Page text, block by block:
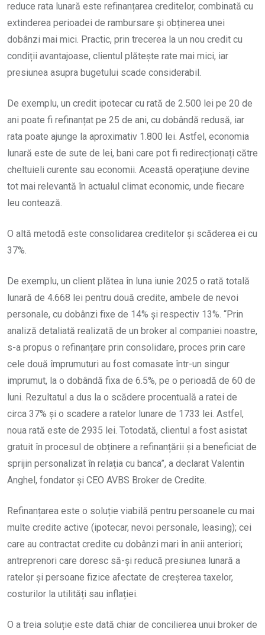
reduce rata lunară este refinanțarea creditelor, combinată cu
extinderea perioadei de rambursare și obținerea unei
dobânzi mai mici. Practic, prin trecerea la un nou credit cu
condiții avantajoase, clientul plătește rate mai mici, iar
presiunea asupra bugetului scade considerabil.
De exemplu, un credit ipotecar cu rată de 2.500 lei pe 20 de
ani poate fi refinanțat pe 25 de ani, cu dobândă redusă, iar
rata poate ajunge la aproximativ 1.800 lei. Astfel, economia
lunară este de sute de lei, bani care pot fi redirecționați către
cheltuieli curente sau economii. Această operațiune devine
tot mai relevantă în actualul climat economic, unde fiecare
leu contează.
O altă metodă este consolidarea creditelor și scăderea ei cu
37%.
De exemplu, un client plătea în luna iunie 2025 o rată totală
lunară de 4.668 lei pentru două credite, ambele de nevoi
personale, cu dobânzi fixe de 14% și respectiv 13%. “Prin
analiză detaliată realizată de un broker al companiei noastre,
s-a propus o refinanțare prin consolidare, proces prin care
cele două împrumuturi au fost comasate într-un singur
imprumut, la o dobândă fixa de 6.5%, pe o perioadă de 60 de
luni. Rezultatul a dus la o scădere procentuală a ratei de
circa 37% și o scadere a ratelor lunare de 1733 lei. Astfel,
noua rată este de 2935 lei. Totodată, clientul a fost asistat
gratuit în procesul de obținere a refinanțării și a beneficiat de
sprijin personalizat în relația cu banca”, a declarat Valentin
Anghel, fondator și CEO AVBS Broker de Credite.
Refinanțarea este o soluție viabilă pentru persoanele cu mai
multe credite active (ipotecar, nevoi personale, leasing); cei
care au contractat credite cu dobânzi mari în anii anteriori;
antreprenori care doresc să-și reducă presiunea lunară a
ratelor și persoane fizice afectate de creșterea taxelor,
costurilor la utilități sau inflației.
O a treia soluție este dată chiar de concilierea unui broker de